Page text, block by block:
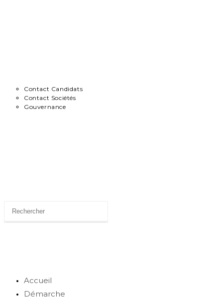
Contact Candidats
Contact Sociétés
Gouvernance
Accueil
Démarche